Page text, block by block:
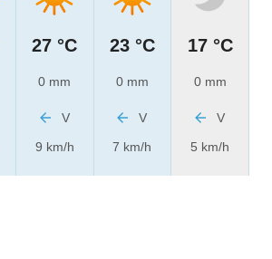
27 °C
0 mm
V
9 km/h
23 °C
0 mm
V
7 km/h
17 °C
0 mm
V
5 km/h